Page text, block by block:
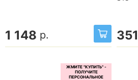
1 148 р. 351